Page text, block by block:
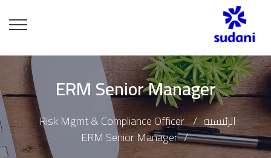
ERM Senior Manager
الرئيسية
Risk Mgmt & Compliance Officer
ERM Senior Manager